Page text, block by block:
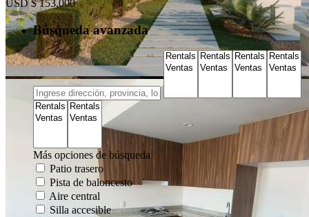
USD$ 153,000
Búsqueda avanzada
Más opciones de búsqueda
Patio trasero
Pista de baloncesto
Aire central
Silla accesible